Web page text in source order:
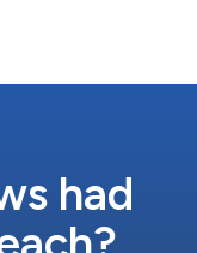
el primer gran bróker
had